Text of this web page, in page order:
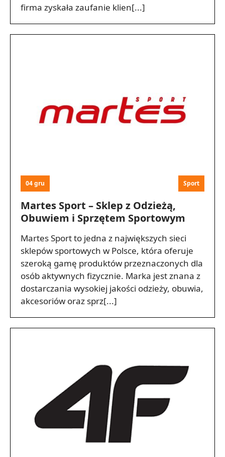
firma zyskała zaufanie klien[...]
04 gru Sport
Martes Sport – Sklep z Odzieżą,
Obuwiem i Sprzętem Sportowym
Martes Sport to jedna z największych sieci
sklepów sportowych w Polsce, która oferuje
szeroką gamę produktów przeznaczonych dla
osób aktywnych fizycznie. Marka jest znana z
dostarczania wysokiej jakości odzieży, obuwia,
akcesoriów oraz sprz[...]